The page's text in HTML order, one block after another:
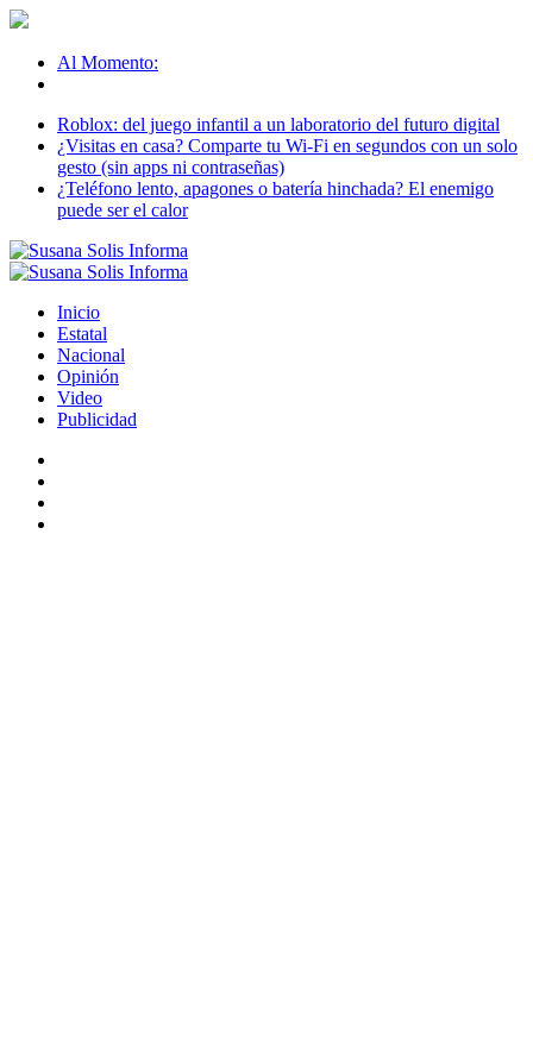
Al Momento:
Roblox: del juego infantil a un laboratorio del futuro digital
¿Visitas en casa? Comparte tu Wi-Fi en segundos con un solo
gesto (sin apps ni contraseñas)
¿Teléfono lento, apagones o batería hinchada? El enemigo
puede ser el calor
Inicio
Estatal
Nacional
Opinión
Video
Publicidad